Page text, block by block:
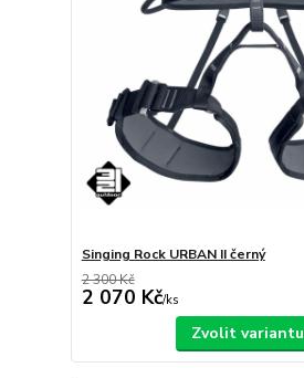
Singing Rock URBAN II černý
2 300 Kč
2 070 Kč/ks
Zvolit variantu